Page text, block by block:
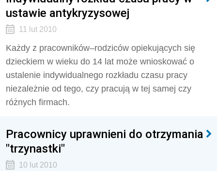
ustawie antykryzysowej
11 lut 2010
Każdy z pracowników–rodziców opiekujących się
dzieckiem w wieku do 14 lat może wnioskować o
ustalenie indywidualnego rozkładu czasu pracy
niezależnie od tego, czy pracują w tej samej czy
różnych firmach.
Pracownicy uprawnieni do otrzymania
"trzynastki"
10 lut 2010